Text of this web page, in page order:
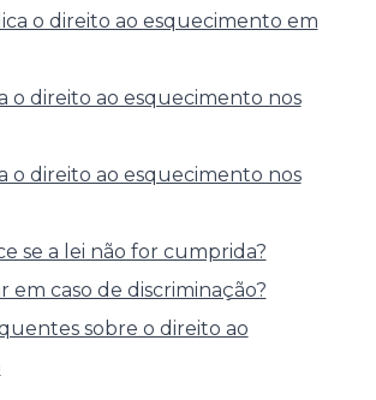
o direito ao esquecimento em
o direito ao esquecimento nos
o direito ao esquecimento nos
se a lei não for cumprida?
em caso de discriminação?
sobre o direito ao